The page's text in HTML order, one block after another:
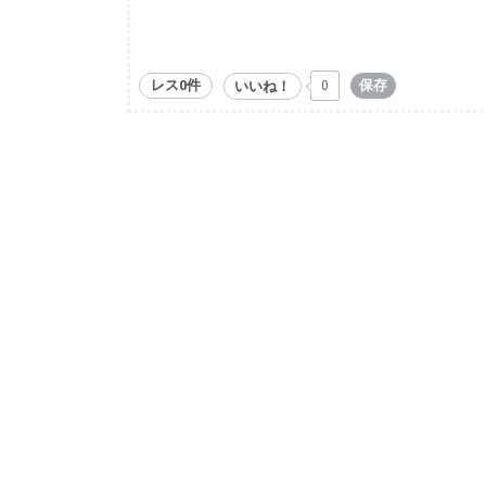
レス0件 いいね！ 0 保存